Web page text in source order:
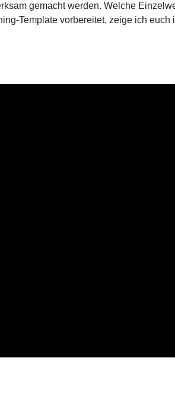
gemacht werden. Welche
Template vorbereitet, zeige ich euch